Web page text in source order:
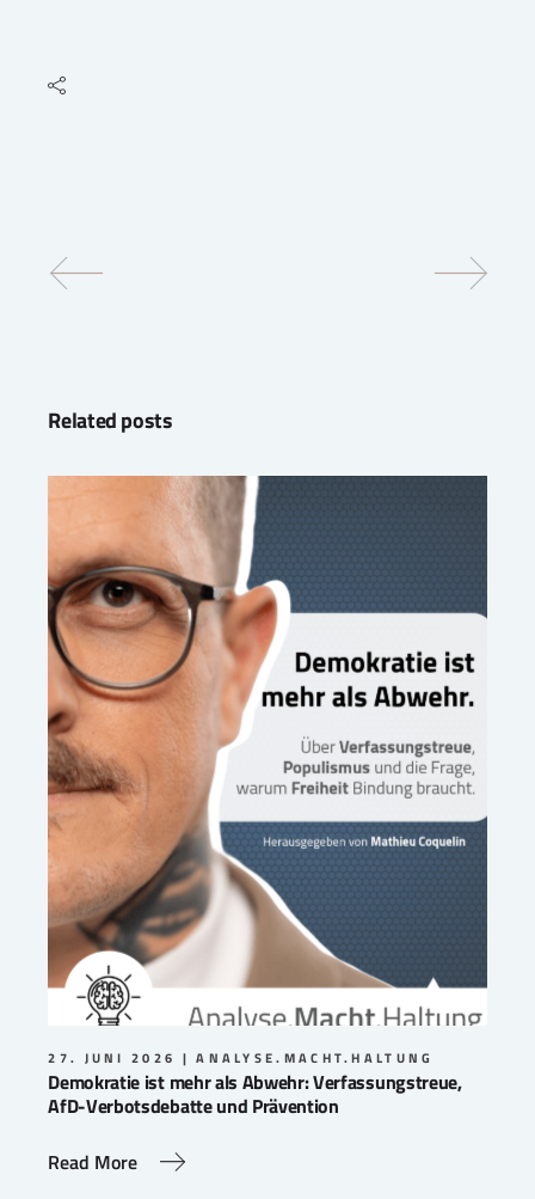
Related posts
27. JUNI 2026 ANALYSE.MACHT.HALTUNG
Demokratie ist mehr als Abwehr: Verfassungstreue,
AfD-Verbotsdebatte und Prävention
Read More